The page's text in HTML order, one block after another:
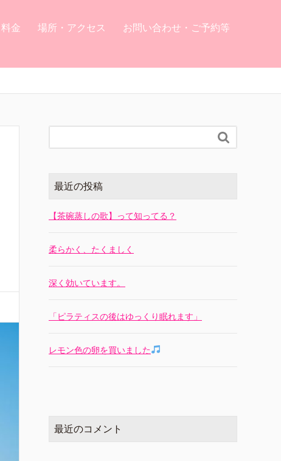
料金 場所・アクセス お問い合わせ・ご予約等

最近の投稿
【茶碗蒸しの歌】って知ってる？
柔らかく、たくましく
深く効いています。
「ピラティスの後はゆっくり眠れます」
レモン色の卵を買いました
最近のコメント